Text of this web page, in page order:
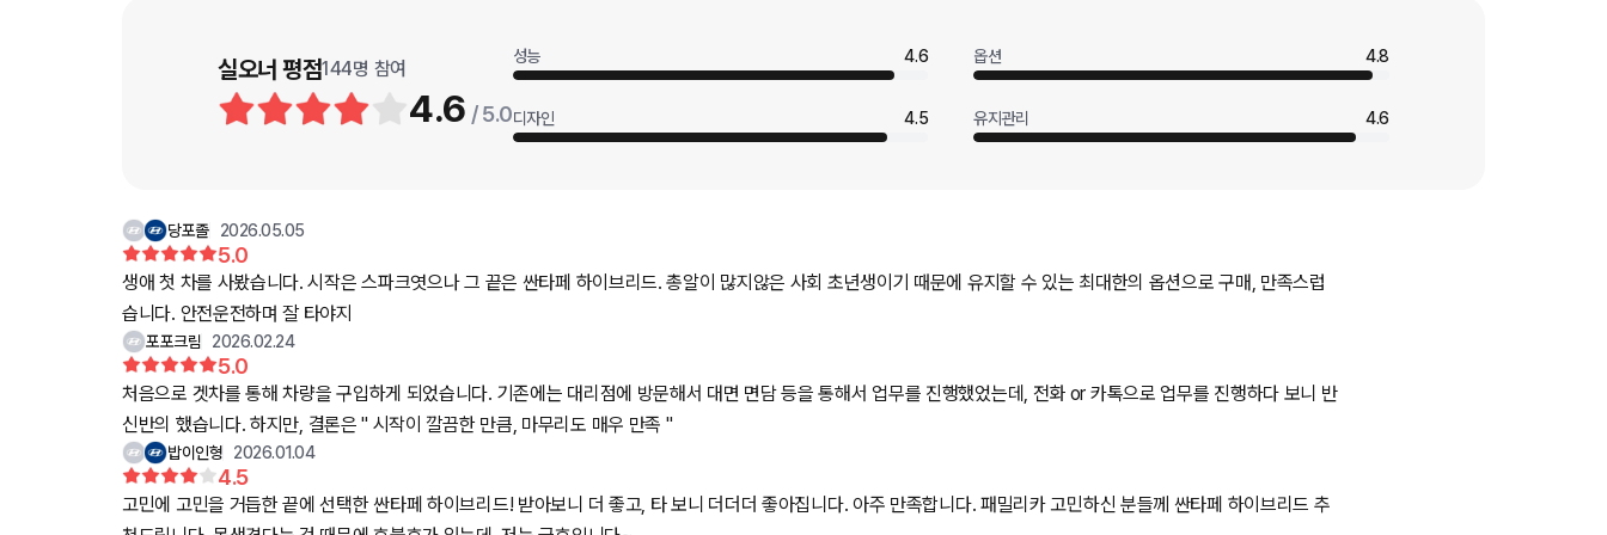
실오너 평점144명 참여
4.6 / 5.0
성능 4.6 옵션 4.8
디자인 4.5 유지관리 4.6
당포졸 2026.05.05
5.0
생애 첫 차를 사봤습니다. 시작은 스파크엿으나 그 끝은 싼타페 하이브리드. 총알이 많지않은 사회 초년생이기 때문에 유지할 수 있는 최대한의 옵션으로 구매, 만족스럽
습니다. 안전운전하며 잘 타야지
포포크림 2026.02.24
5.0
처음으로 겟차를 통해 차량을 구입하게 되었습니다. 기존에는 대리점에 방문해서 대면 면담 등을 통해서 업무를 진행했었는데, 전화 or 카톡으로 업무를 진행하다 보니 반
신반의 했습니다. 하지만, 결론은 " 시작이 깔끔한 만큼, 마무리도 매우 만족 "
밥이인형 2026.01.04
4.5
고민에 고민을 거듭한 끝에 선택한 싼타페 하이브리드! 받아보니 더 좋고, 타 보니 더더더 좋아집니다. 아주 만족합니다. 패밀리카 고민하신 분들께 싼타페 하이브리드 추